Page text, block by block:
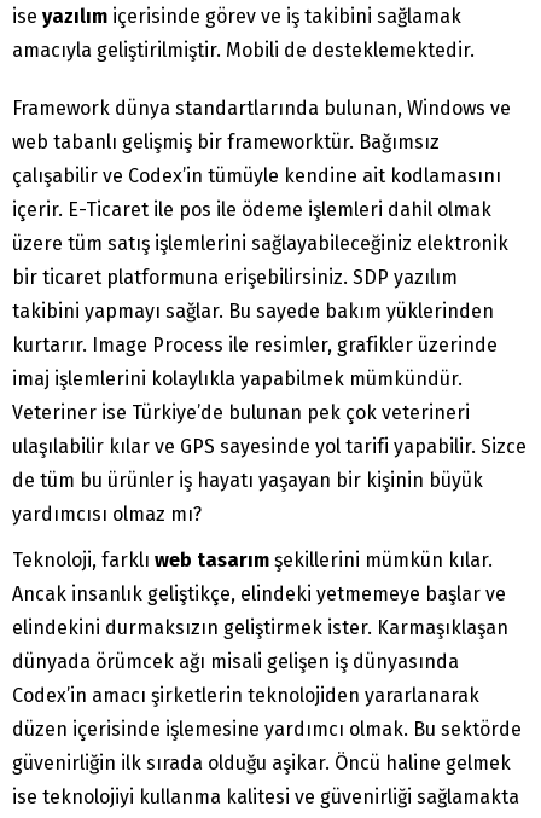
ise yazılım içerisinde görev ve iş takibini sağlamak
amacıyla geliştirilmiştir. Mobili de desteklemektedir.
Framework dünya standartlarında bulunan, Windows ve
web tabanlı gelişmiş bir frameworktür. Bağımsız
çalışabilir ve Codex’in tümüyle kendine ait kodlamasını
içerir. E-Ticaret ile pos ile ödeme işlemleri dahil olmak
üzere tüm satış işlemlerini sağlayabileceğiniz elektronik
bir ticaret platformuna erişebilirsiniz. SDP yazılım
takibini yapmayı sağlar. Bu sayede bakım yüklerinden
kurtarır. Image Process ile resimler, grafikler üzerinde
imaj işlemlerini kolaylıkla yapabilmek mümkündür.
Veteriner ise Türkiye’de bulunan pek çok veterineri
ulaşılabilir kılar ve GPS sayesinde yol tarifi yapabilir. Sizce
de tüm bu ürünler iş hayatı yaşayan bir kişinin büyük
yardımcısı olmaz mı?
Teknoloji, farklı web tasarım şekillerini mümkün kılar.
Ancak insanlık geliştikçe, elindeki yetmemeye başlar ve
elindekini durmaksızın geliştirmek ister. Karmaşıklaşan
dünyada örümcek ağı misali gelişen iş dünyasında
Codex’in amacı şirketlerin teknolojiden yararlanarak
düzen içerisinde işlemesine yardımcı olmak. Bu sektörde
güvenirliğin ilk sırada olduğu aşikar. Öncü haline gelmek
ise teknolojiyi kullanma kalitesi ve güvenirliği sağlamakta